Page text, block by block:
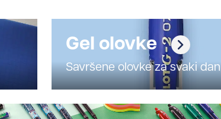
Gel olovke
Savršene olovke za svaki dan